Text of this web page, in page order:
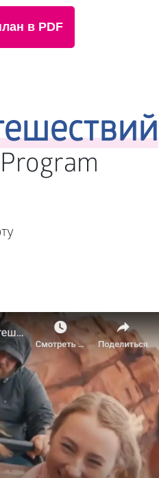
в PDF